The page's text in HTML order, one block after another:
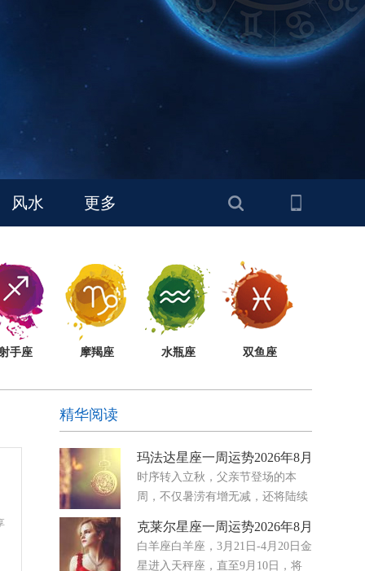
风水 更多
手座 摩羯座 水瓶座 双鱼座
精华阅读
玛法达星座一周运势2026年8月5日至11
时序转入立秋，父亲节登场的本
周，不仅暑涝有增无减，还将陆续
子座与火星转进巨蟹座三大星兆大氛围的集体转
向，从国际到社会的集体潜意识将出现既妥协务
克莱尔星座一周运势2026年8月3日-9日
白羊座白羊座，3月21日-4月20日金
星进入天秤座，直至9月10日，将